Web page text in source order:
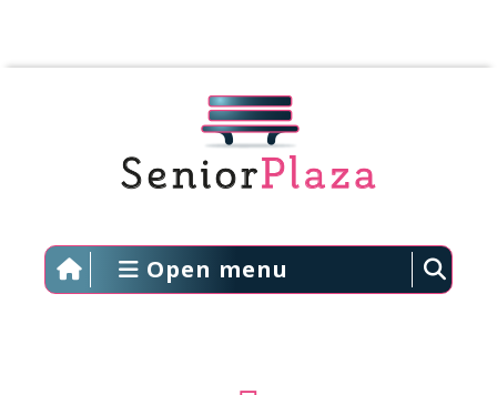
Open menu